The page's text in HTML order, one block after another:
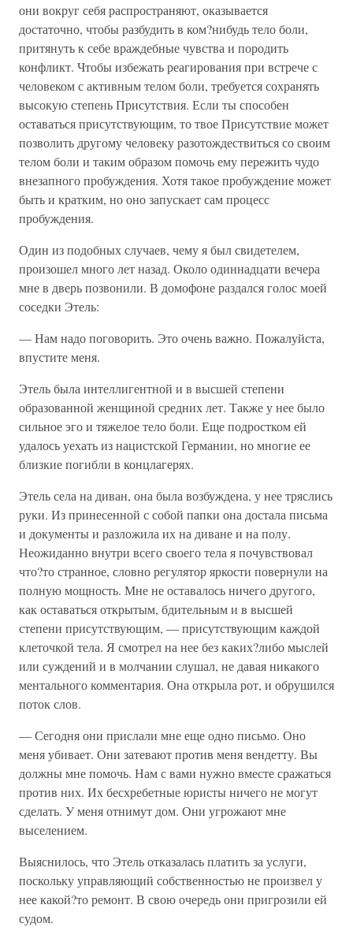
они вокруг себя распространяют, оказывается
достаточно, чтобы разбудить в ком?нибудь тело боли,
притянуть к себе враждебные чувства и породить
конфликт. Чтобы избежать реагирования при встрече с
человеком с активным телом боли, требуется сохранять
высокую степень Присутствия. Если ты способен
оставаться присутствующим, то твое Присутствие может
позволить другому человеку разотождествиться со своим
телом боли и таким образом помочь ему пережить чудо
внезапного пробуждения. Хотя такое пробуждение может
быть и кратким, но оно запускает сам процесс
пробуждения.
Один из подобных случаев, чему я был свидетелем,
произошел много лет назад. Около одиннадцати вечера
мне в дверь позвонили. В домофоне раздался голос моей
соседки Этель:
— Нам надо поговорить. Это очень важно. Пожалуйста,
впустите меня.
Этель была интеллигентной и в высшей степени
образованной женщиной средних лет. Также у нее было
сильное эго и тяжелое тело боли. Еще подростком ей
удалось уехать из нацистской Германии, но многие ее
близкие погибли в концлагерях.
Этель села на диван, она была возбуждена, у нее тряслись
руки. Из принесенной с собой папки она достала письма
и документы и разложила их на диване и на полу.
Неожиданно внутри всего своего тела я почувствовал
что?то странное, словно регулятор яркости повернули на
полную мощность. Мне не оставалось ничего другого,
как оставаться открытым, бдительным и в высшей
степени присутствующим, — присутствующим каждой
клеточкой тела. Я смотрел на нее без каких?либо мыслей
или суждений и в молчании слушал, не давая никакого
ментального комментария. Она открыла рот, и обрушился
поток слов.
— Сегодня они прислали мне еще одно письмо. Оно
меня убивает. Они затевают против меня вендетту. Вы
должны мне помочь. Нам с вами нужно вместе сражаться
против них. Их бесхребетные юристы ничего не могут
сделать. У меня отнимут дом. Они угрожают мне
выселением.
Выяснилось, что Этель отказалась платить за услуги,
поскольку управляющий собственностью не произвел у
нее какой?то ремонт. В свою очередь они пригрозили ей
судом.